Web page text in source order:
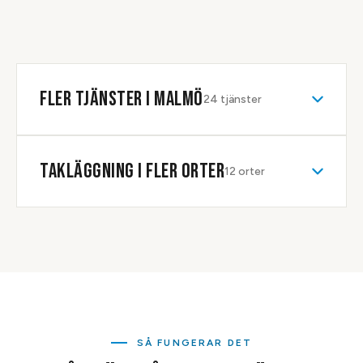
FLER TJÄNSTER I MALMÖ24 tjänster
TAKLÄGGNING I FLER ORTER12 orter
SÅ FUNGERAR DET